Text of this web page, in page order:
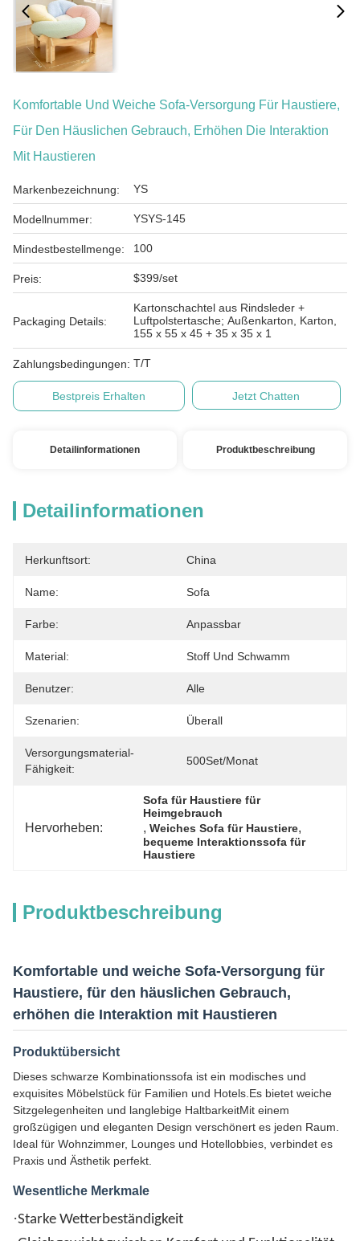
Komfortable Und Weiche Sofa-Versorgung Für Haustiere,
Für Den Häuslichen Gebrauch, Erhöhen Die Interaktion
Mit Haustieren
Markenbezeichnung: YS
Modellnummer: YSYS-145
Mindestbestellmenge: 100
Preis: $399/set
Packaging Details:
Kartonschachtel aus Rindsleder +
Luftpolstertasche; Außenkarton, Karton,
155 x 55 x 45 + 35 x 35 x 1
Zahlungsbedingungen: T/T
Bestpreis Erhalten Jetzt Chatten
Detailinformationen Produktbeschreibung
Detailinformationen
Herkunftsort: China
Name: Sofa
Farbe: Anpassbar
Material: Stoff Und Schwamm
Benutzer: Alle
Szenarien: Überall
Versorgungsmaterial-
Fähigkeit:
500Set/Monat
Hervorheben:
Sofa für Haustiere für
Heimgebrauch
, Weiches Sofa für Haustiere,
bequeme Interaktionssofa für
Haustiere
Produktbeschreibung
Komfortable und weiche Sofa-Versorgung für
Haustiere, für den häuslichen Gebrauch,
erhöhen die Interaktion mit Haustieren
Produktübersicht
Dieses schwarze Kombinationssofa ist ein modisches und
exquisites Möbelstück für Familien und Hotels.Es bietet weiche
Sitzgelegenheiten und langlebige HaltbarkeitMit einem
großzügigen und eleganten Design verschönert es jeden Raum.
Ideal für Wohnzimmer, Lounges und Hotellobbies, verbindet es
Praxis und Ästhetik perfekt.
Wesentliche Merkmale
·Starke Wetterbeständigkeit